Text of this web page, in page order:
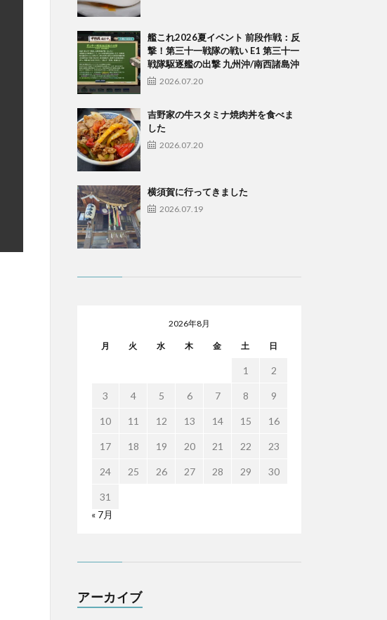
艦これ2026夏イベント 前段作戦：反
撃！第三十一戦隊の戦い E1 第三十一
戦隊駆逐艦の出撃 九州沖/南西諸島沖
2026.07.20
吉野家の牛スタミナ焼肉丼を食べま
した
2026.07.20
横須賀に行ってきました
2026.07.19
2026年8月
月 火 水 木 金 土 日
1 2
3 4 5 6 7 8 9
10 11 12 13 14 15 16
17 18 19 20 21 22 23
24 25 26 27 28 29 30
31
« 7月
アーカイブ